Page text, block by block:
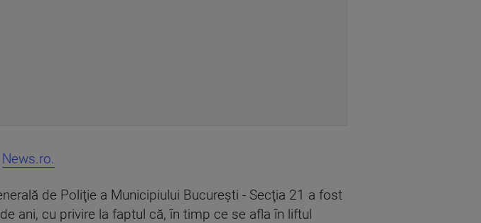
News.ro.
de Poliţie a Municipiului Bucureşti - Secţia 21 a fost
ani, cu privire la faptul că, în timp ce se afla în liftul